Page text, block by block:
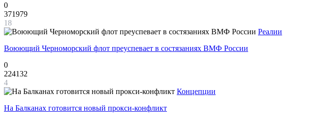
0
371979
18
Реалии
Воюющий Черноморский флот преуспевает в состязаниях ВМФ России
0
224132
4
Концепции
На Балканах готовится новый прокси-конфликт